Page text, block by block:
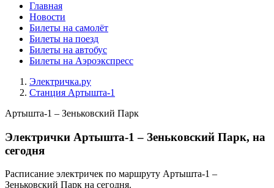
Главная
Новости
Билеты на самолёт
Билеты на поезд
Билеты на автобус
Билеты на Аэроэкспресс
Электричка.ру
Станция Артышта-1
Артышта-1 – Зеньковский Парк
Электрички Артышта-1 – Зеньковский Парк, на
сегодня
Расписание электричек по маршруту Артышта-1 –
Зеньковский Парк на сегодня.